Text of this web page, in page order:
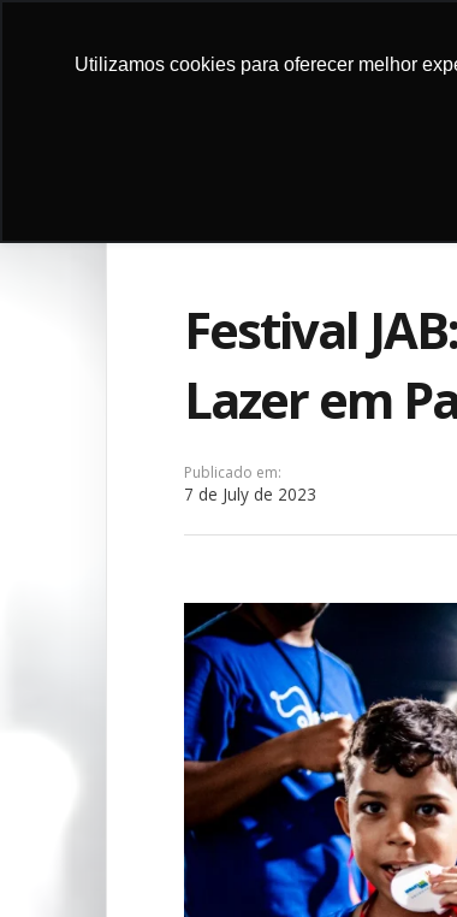
Utilizamos cookies para oferecer melhor
DONATE
ABOUT
Festival
Lazer em
Publicado em:
7 de July de 2023